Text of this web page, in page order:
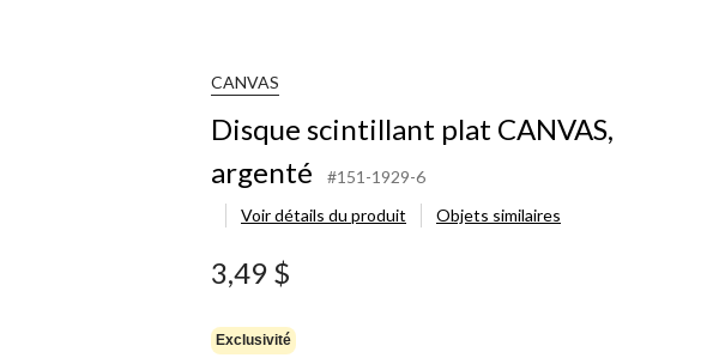
CANVAS
Disque scintillant plat CANVAS,
argenté
#151-1929-6
Voir détails du produit
Objets similaires
3,49 $
Exclusivité